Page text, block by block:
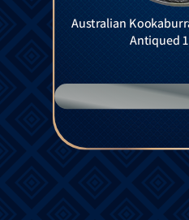
Australian
Antiqued